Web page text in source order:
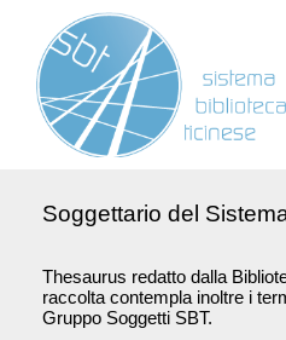
Soggettario del
Thesaurus redatto dalla
raccolta contempla inoltre i
Gruppo Soggetti SBT.